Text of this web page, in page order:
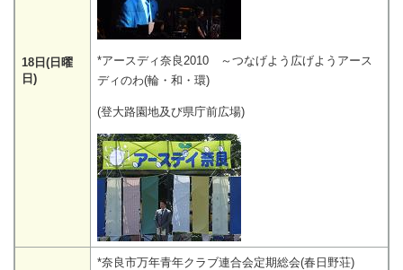
18日(日曜
日)
*アースディ奈良2010 ～つなげよう広げようアース
ディのわ(輪・和・環)
(登大路園地及び県庁前広場)
*奈良市万年青年クラブ連合会定期総会(春日野荘)